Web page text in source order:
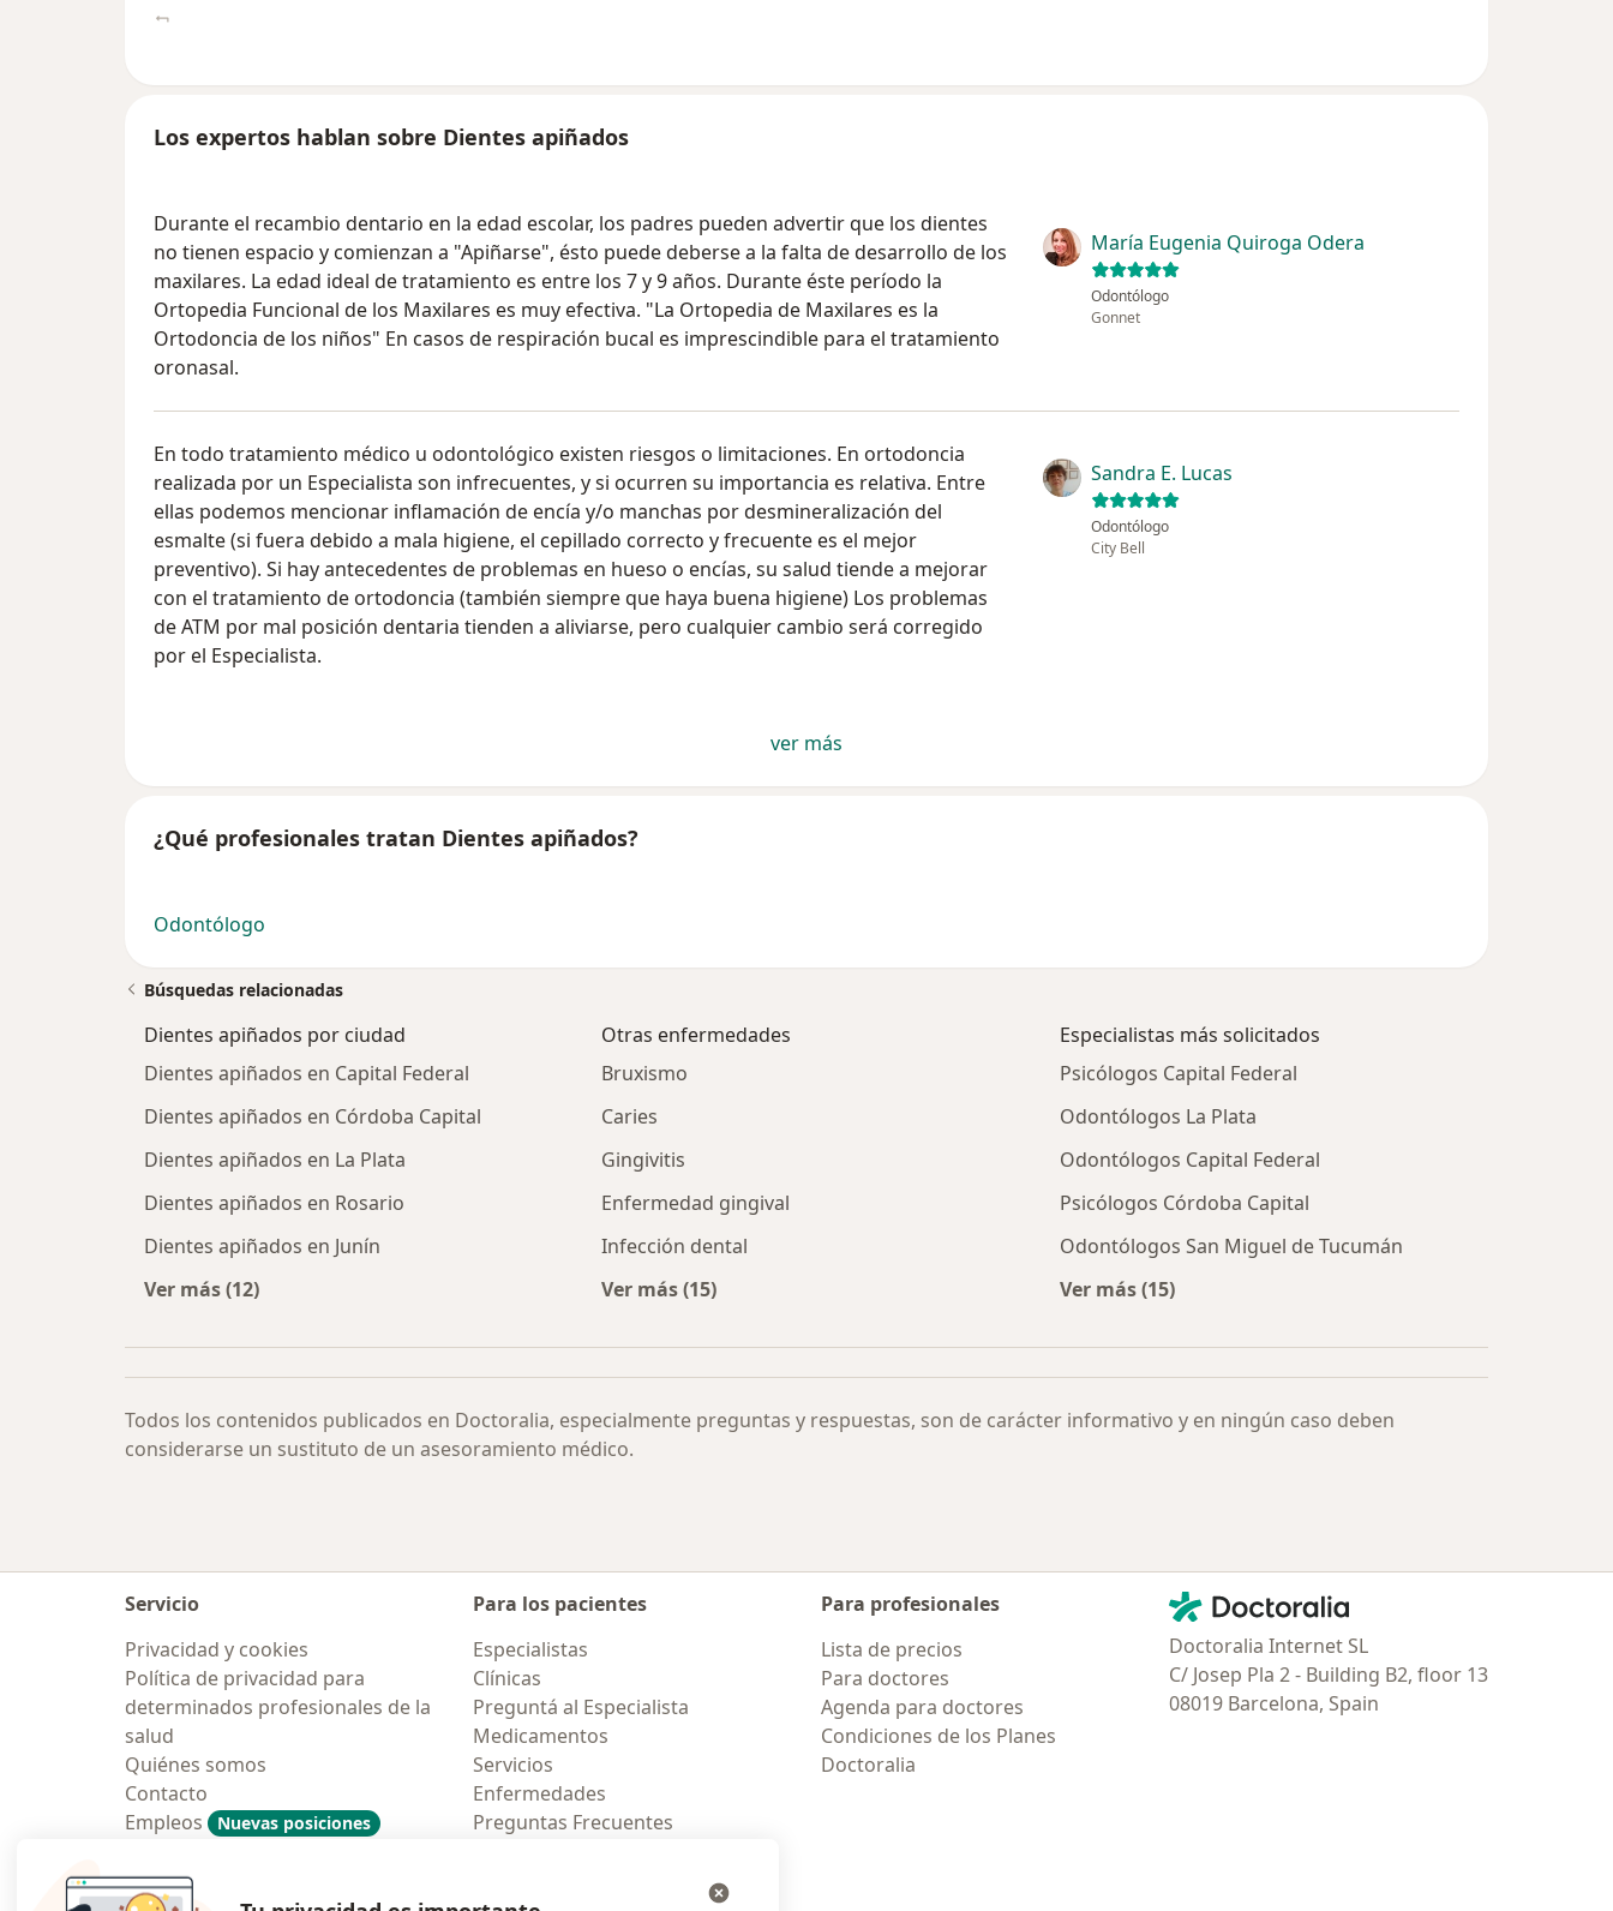
Los expertos hablan sobre Dientes apiñados
Durante el recambio dentario en la edad escolar, los padres pueden advertir que los dientes
no tienen espacio y comienzan a "Apiñarse", ésto puede deberse a la falta de desarrollo de los
maxilares. La edad ideal de tratamiento es entre los 7 y 9 años. Durante éste período la
Ortopedia Funcional de los Maxilares es muy efectiva. "La Ortopedia de Maxilares es la
Ortodoncia de los niños" En casos de respiración bucal es imprescindible para el tratamiento
oronasal.
María Eugenia Quiroga Odera
Odontólogo
Gonnet
En todo tratamiento médico u odontológico existen riesgos o limitaciones. En ortodoncia
realizada por un Especialista son infrecuentes, y si ocurren su importancia es relativa. Entre
ellas podemos mencionar inflamación de encía y/o manchas por desmineralización del
esmalte (si fuera debido a mala higiene, el cepillado correcto y frecuente es el mejor
preventivo). Si hay antecedentes de problemas en hueso o encías, su salud tiende a mejorar
con el tratamiento de ortodoncia (también siempre que haya buena higiene) Los problemas
de ATM por mal posición dentaria tienden a aliviarse, pero cualquier cambio será corregido
por el Especialista.
Sandra E. Lucas
Odontólogo
City Bell
ver más
¿Qué profesionales tratan Dientes apiñados?
Odontólogo
Búsquedas relacionadas
Dientes apiñados por ciudad
Dientes apiñados en Capital Federal
Dientes apiñados en Córdoba Capital
Dientes apiñados en La Plata
Dientes apiñados en Rosario
Dientes apiñados en Junín
Ver más (12)
Otras enfermedades
Bruxismo
Caries
Gingivitis
Enfermedad gingival
Infección dental
Ver más (15)
Especialistas más solicitados
Psicólogos Capital Federal
Odontólogos La Plata
Odontólogos Capital Federal
Psicólogos Córdoba Capital
Odontólogos San Miguel de Tucumán
Ver más (15)
Todos los contenidos publicados en Doctoralia, especialmente preguntas y respuestas, son de carácter informativo y en ningún caso deben
considerarse un sustituto de un asesoramiento médico.
Servicio
Privacidad y cookies
Política de privacidad para
determinados profesionales de la
salud
Quiénes somos
Contacto
Empleos
Nuevas posiciones
Contratación
Para los pacientes
Especialistas
Clínicas
Preguntá al Especialista
Medicamentos
Servicios
Enfermedades
Preguntas Frecuentes
Para profesionales
Lista de precios
Para doctores
Agenda para doctores
Condiciones de los Planes
Doctoralia
Contacto
Doctoralia - Página de inicio
Doctoralia Internet SL
C/ Josep Pla 2 - Building B2, floor 13
08019 Barcelona, Spain